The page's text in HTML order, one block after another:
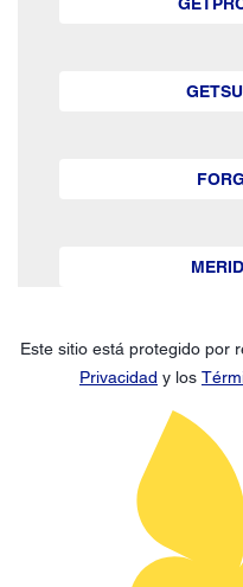
Este sitio está protegido por
Privacidad y los